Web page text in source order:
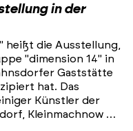
in der
heißt die Ausstellung,
"dimension 14" in
Gaststätte
hat. Das
Künstler der
Kleinmachnow …